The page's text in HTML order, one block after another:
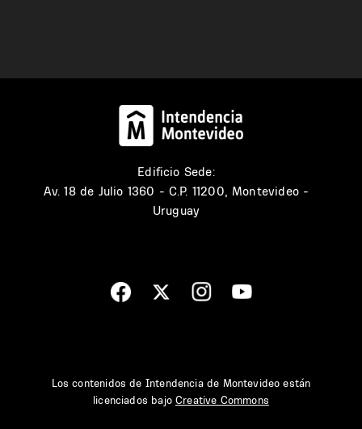
Edificio Sede:
Av. 18 de Julio 1360 - C.P. 11200, Montevideo -
Uruguay
Los contenidos de Intendencia de Montevideo están
licenciados bajoCreative Commons